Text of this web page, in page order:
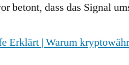
betont, dass das Signal
Erklärt | Warum